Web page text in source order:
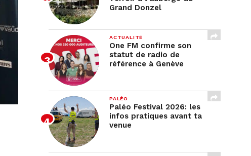
Grand Donzel
ACTUALITÉ
One FM confirme son
statut de radio de
référence à Genève
PALÉO
Paléo Festival 2026: les
infos pratiques avant ta
venue